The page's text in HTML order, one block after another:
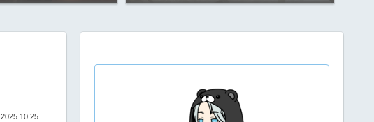
2025.10.25